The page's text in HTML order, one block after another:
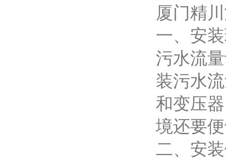
厦门精川
一、安
污水流
装污水
和变压
境还要
二、安